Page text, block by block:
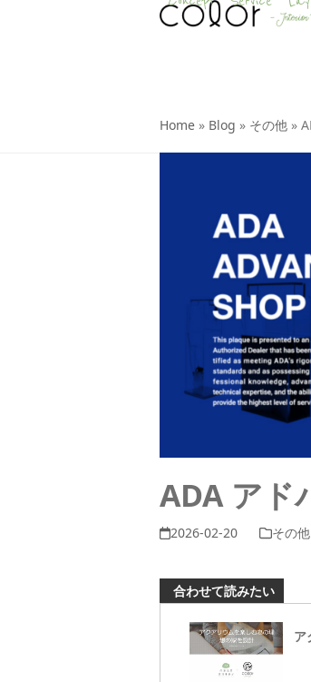
Home » Blog » その他 »
ADA アド
2026-02-20 その他
合わせて読みたい
ア